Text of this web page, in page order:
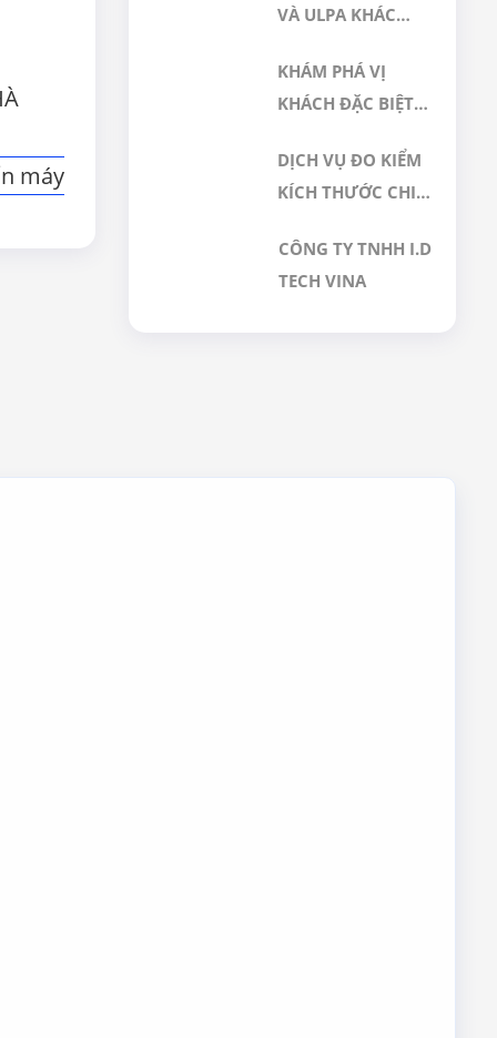
máy
17025:2017
VÀ ULPA KHÁC
NÀO? GIẢI PHÁP
NÀO PHÙ HỢP
CHO PHÒNG SẠCH
DƯỢC PHẨM
KHÁM PHÁ VỊ
KHÁCH ĐẶC BIỆT
DỊCH VỤ HIỆU
CHUẨN TẠI GERA
DỊCH VỤ ĐO KIỂM
KÍCH THƯỚC CHI
MÁY CMM CHÍNH
XÁC CAO TẠI GERA
CÔNG TY TNHH I.D
TECH VINA